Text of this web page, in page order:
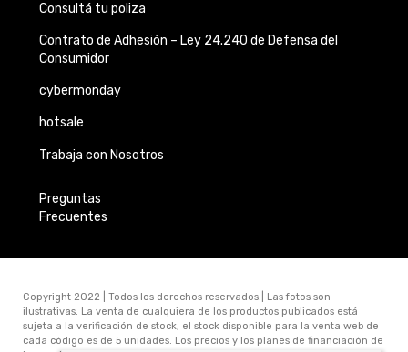
Consultá tu poliza
Contrato de Adhesión – Ley 24.240 de Defensa del
Consumidor
cybermonday
hotsale
Trabaja con Nosotros
Preguntas
Frecuentes
Copyright 2022 | Todos los derechos reservados.| Las fotos son
ilustrativas. La venta de cualquiera de los productos publicados está
sujeta a la verificación de stock, el stock disponible para la venta web de
cada código es de 5 unidades. Los precios y los planes de financiación de